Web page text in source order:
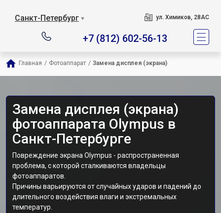
Санкт-Петербург ▼ ул. Химиков, 28АС
+7 (812) 602-56-13
Главная / Фотоаппарат / Замена дисплея (экрана)
Замена дисплея (экрана)
фотоаппарата Olympus в
Санкт-Петербурге
Повреждение экрана Olympus - распространенная
проблема, с которой сталкиваются владельцы
фотоаппаратов.
Причины варьируются от случайных ударов и падений до
длительного воздействия влаги и экстремальных
температур.